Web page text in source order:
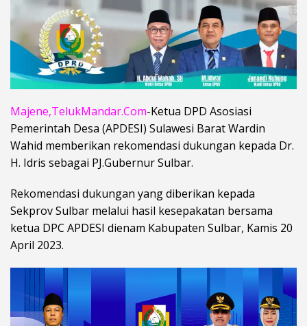
Majene,TelukMandar.Com-Ketua DPD Asosiasi
Pemerintah Desa (APDESI) Sulawesi Barat Wardin
Wahid memberikan rekomendasi dukungan kepada Dr.
H. Idris sebagai PJ.Gubernur Sulbar.
Rekomendasi dukungan yang diberikan kepada
Sekprov Sulbar melalui hasil kesepakatan bersama
ketua DPC APDESI dienam Kabupaten Sulbar, Kamis 20
April 2023.